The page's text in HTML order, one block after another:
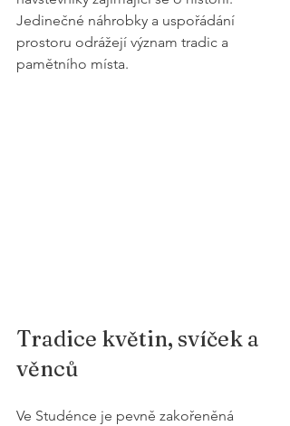
Jedinečné náhrobky a uspořádání
prostoru odrážejí význam tradic a
pamětního místa.
Tradice květin, svíček a
věnců
Ve Studénce je pevně zakořeněná